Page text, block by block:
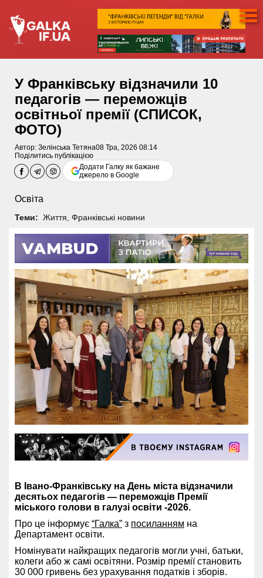
У Франківську відзначили 10
педагогів — переможців
освітньої премії (СПИСОК,
ФОТО)
Автор: Зелінська Тетяна08 Тра, 2026 08:14
Поділитись публікацією
Додати Галку як бажане
джерело в Google
Освіта
Теми: Життя Франківські новини
В Івано-Франківську на День міста відзначили
десятьох педагогів — переможців Премії
міського голови в галузі освіти -2026.
Про це інформує “Галка” з посиланням на
Департамент освіти.
Номінувати найкращих педагогів могли учні, батьки,
колеги або ж самі освітяни. Розмір премії становить
30 000 гривень без урахування податків і зборів.